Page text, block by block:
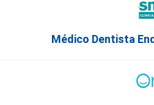
Médico Dentista